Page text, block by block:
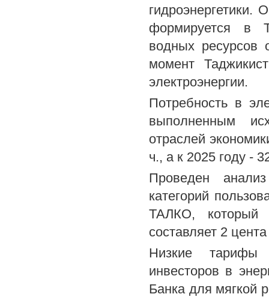
гидроэнергетики.
формируется в
водных
момент
электроэнергии.
Потребность в
выполненным
отраслей
ч., а к 2025 году -
Проведен
категорий
ТАЛКО, который
составляет 2
Низкие тарифы
инвесторов в
Банка для мягкой